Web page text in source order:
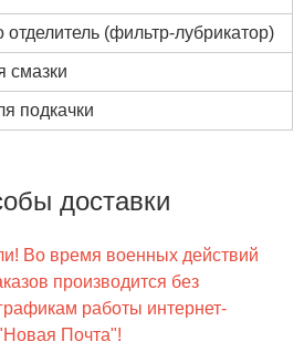
отделитель (фильтр-лубрикатор)
смазки
подкачки
доставки
Во время военных действий
производится без
работы интернет-
Почта"!